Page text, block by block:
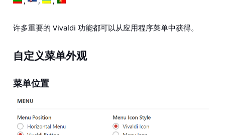
许多重要的 Vivaldi 功能都可以从应用程序菜单中获得。
自定义菜单外观
菜单位置